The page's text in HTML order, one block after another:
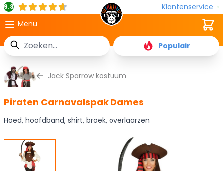
9.3
Klantenservice
Menu
Zoek
Populair
Cart
Jack Sparrow kostuum
Piraten Carnavalspak Dames
Hoed, hoofdband, shirt, broek, overlaarzen